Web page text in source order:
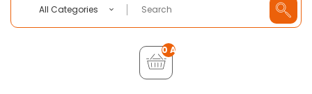
All Categories
0 Artikel - €0,00